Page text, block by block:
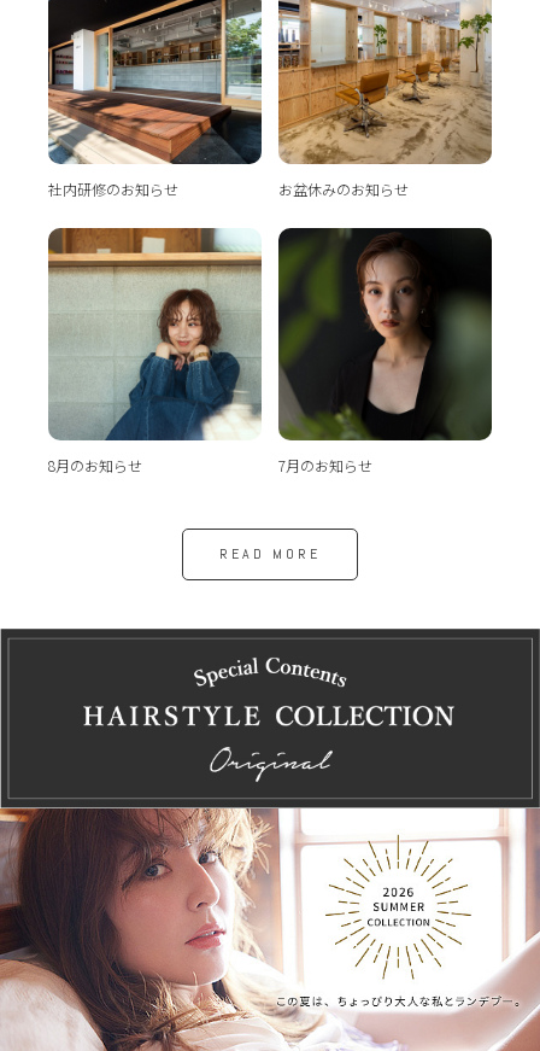
社内研修のお知らせ お盆休みのお知らせ
8月のお知らせ 7月のお知らせ
READ MORE